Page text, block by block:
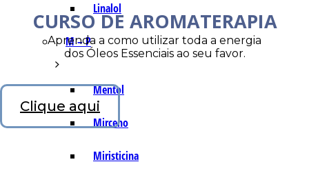
Linalol
M – P
Mentol
Mirceno
Miristicina
CURSO DE AROMATERAPIA
Aprenda a como utilizar toda a energia
dos Óleos Essenciais ao seu favor.
Clique aqui